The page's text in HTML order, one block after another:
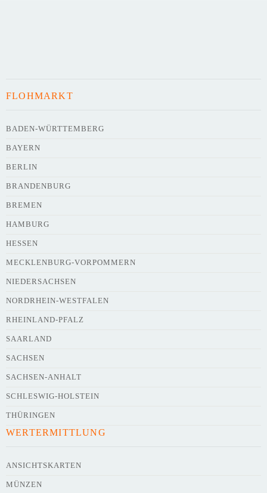
Webseite
Kurze Beschreibung des Flohmarkts
Kontaktdaten des Veranstalters
FLOHMARKT
BADEN-WÜRTTEMBERG
BAYERN
BERLIN
BRANDENBURG
BREMEN
HAMBURG
HESSEN
MECKLENBURG-VORPOMMERN
NIEDERSACHSEN
NORDRHEIN-WESTFALEN
RHEINLAND-PFALZ
SAARLAND
SACHSEN
SACHSEN-ANHALT
SCHLESWIG-HOLSTEIN
THÜRINGEN
WERTERMITTLUNG
ANSICHTSKARTEN
MÜNZEN